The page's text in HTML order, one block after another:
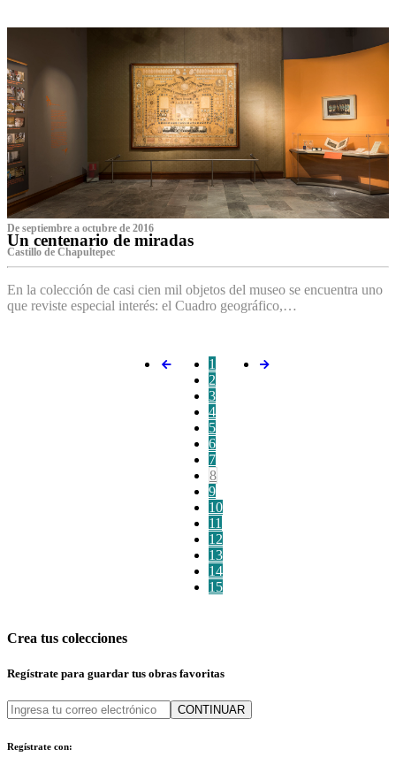
De septiembre a octubre de 2016
Un centenario de miradas
Castillo de Chapultepec
En la colección de casi cien mil objetos del museo se encuentra uno
que reviste especial interés: el Cuadro geográfico,…
1
2
3
4
5
6
7
8
9
10
11
12
13
14
15
Crea tus colecciones
Regístrate para guardar tus obras favoritas
CONTINUAR
Regístrate con: